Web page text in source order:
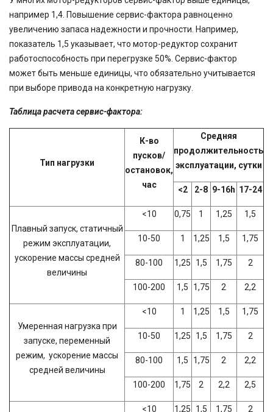
например 1,4. Повышение сервис-фактора равноценно
увеличению запаса надежности и прочности. Например,
показатель 1,5 указывает, что мотор-редуктор сохранит
работоспособность при перегрузке 50%. Сервис-фактор
может быть меньше единицы, что обязательно учитывается
при выборе привода на конкретную нагрузку.
Таблица расчета сервис-фактора:
Тип нагрузки
К-во
пусков/
остановок,
час
Средняя
продолжительность
эксплуатации, сутки
<2 2-8 9-16h 17-24
Плавный запуск, статичный
режим эксплуатации,
ускорение массы средней
величины
<10 0,75 1 1,25 1,5
10-50 1 1,25 1,5 1,75
80-100 1,25 1,5 1,75 2
100-200 1,5 1,75 2 2,2
Умеренная нагрузка при
запуске, переменный
режим, ускорение массы
средней величины
<10 1 1,25 1,5 1,75
10-50 1,25 1,5 1,75 2
80-100 1,5 1,75 2 2,2
100-200 1,75 2 2,2 2,5
<10 1,25 1,5 1,75 2